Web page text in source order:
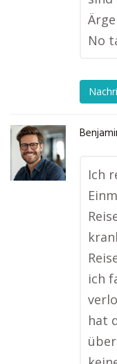
No
Ich
ich
hat